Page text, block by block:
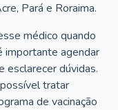
Pará e Roraima.
médico quando
importante agendar
esclarecer dúvidas.
tratar
de vacinação